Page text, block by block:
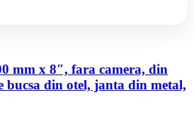
mm x 8″, fara camera, din
bucsa din otel, janta din metal,